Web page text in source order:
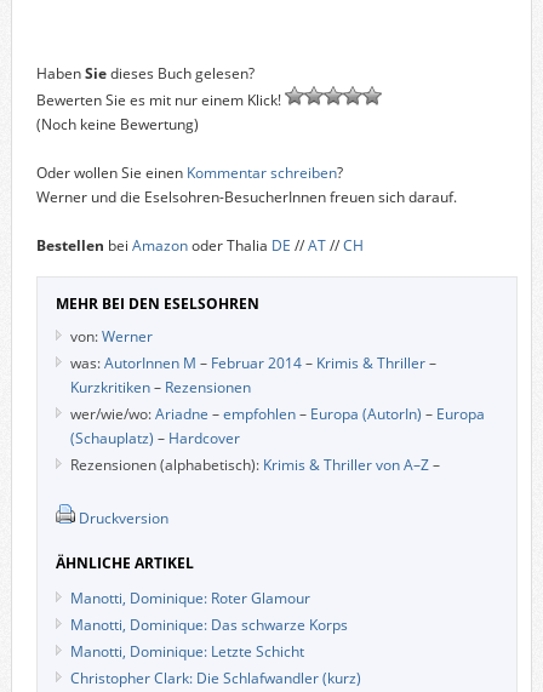
HabenSiedieses Buch gelesen?
Bewerten Sie es mit nur einem Klick!
(Noch keine Bewertung)
Oder wollen Sie einen Kommentar schreiben?
Werner und die Eselsohren-BesucherInnen freuen sich darauf.
Bestellen bei Amazonoder Thalia DE //AT//CH
MEHR BEI DEN ESELSOHREN
von:Werner
was:AutorInnen M – Februar 2014– Krimis & Thriller–
Kurzkritiken– Rezensionen
wer/wie/wo:Ariadne –empfohlen– Europa (AutorIn) – Europa
(Schauplatz) – Hardcover
Rezensionen (alphabetisch): Krimis & Thriller von A–Z–
Druckversion
ÄHNLICHE ARTIKEL
Manotti, Dominique: Roter Glamour
Manotti, Dominique: Das schwarze Korps
Manotti, Dominique: Letzte Schicht
Christopher Clark: Die Schlafwandler (kurz)